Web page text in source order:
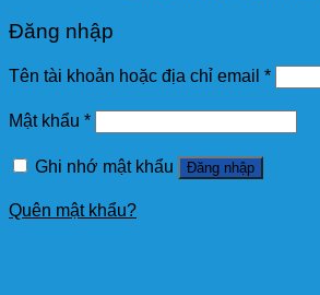
Đăng nhập
Tên tài khoản hoặc địa chỉ email *
Mật khẩu *
Ghi nhớ mật khẩu Đăng nhập
Quên mật khẩu?